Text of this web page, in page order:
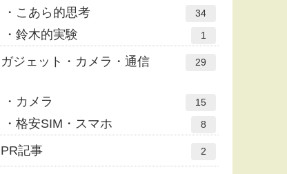
こあら的思考 34
鈴木的実験 1
ガジェット・カメラ・通信 29
カメラ 15
格安SIM・スマホ 8
PR記事 2